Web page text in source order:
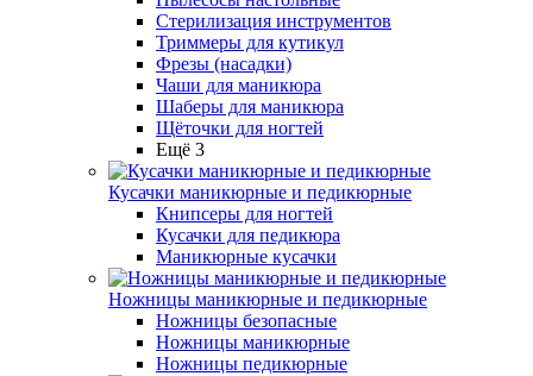
Стерилизация инструментов
Триммеры для кутикул
Фрезы (насадки)
Чаши для маникюра
Шаберы для маникюра
Щёточки для ногтей
Ещё 3
Кусачки маникюрные и педикюрные
Книпсеры для ногтей
Кусачки для педикюра
Маникюрные кусачки
Ножницы маникюрные и педикюрные
Ножницы безопасные
Ножницы маникюрные
Ножницы педикюрные